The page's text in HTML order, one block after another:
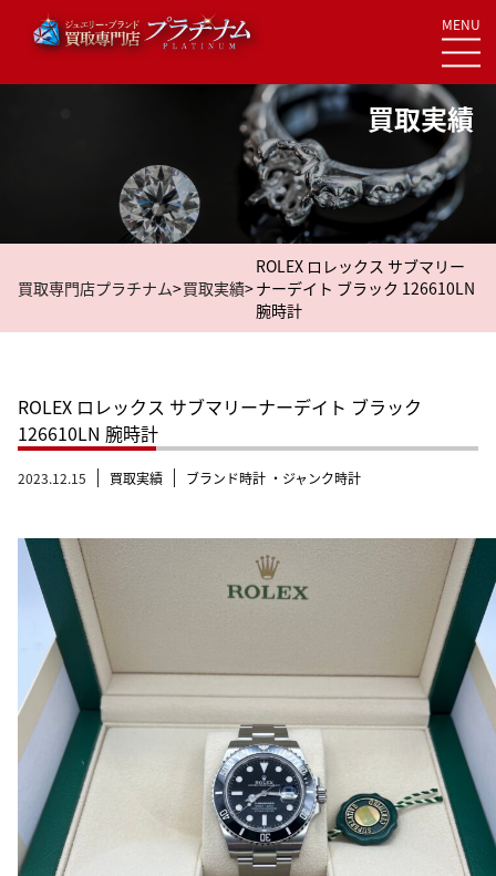
MENU
買取実績
買取専門店プラチナム>買取実績>
ROLEX ロレックス サブマリー
ナーデイト ブラック 126610LN
腕時計
ROLEX ロレックス サブマリーナーデイト ブラック
126610LN 腕時計
2023.12.15 買取実績 ブランド時計 ・ジャンク時計